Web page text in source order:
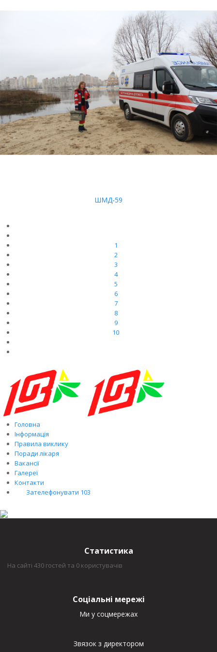
ШМД-59
1
2
3
4
5
6
7
8
9
10
Головна
Інформація
Правила виклику
Поради лікаря
Вакансії
Галереї
Контакти
Зателефонувати 103
Статистика
На сайті 430 гостей та 0 користувачів
Соціальні мережі
Ми у соцмережах
Звязок з директором